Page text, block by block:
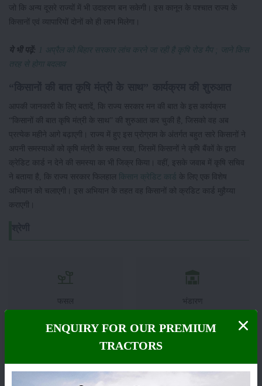
जो कि अन्य दूसरे राज्यों में भी उदाहरण बन सकेगी। इस कानून के पश्चात राज्य के
किसानों एवं व्यापारियों दोनों को ही लाभ मिलेगा।
ये भी पढ़ें: 1 अप्रैल को बिहार सरकार लांच करने जा रही है कृषि रोड मैप ; जाने किस
तरह से होगा बदलाव
आपकी जानकारी के लिए बतादें, कि राज्य सरकार मन की बात के इस कार्यक्रम
“किसानों की बात कृषि मंत्री के साथ” की शुरुआत कर चुकी है, जिसको वह अब
प्रत्येक महीने आगे बढ़ाएगी। राज्य में हुए इस प्रोग्राम के अंतर्गत बहुत सारे किसानों ने
अपनी समस्याओं को कृषि मंत्री के समक्ष रखा, जिसमें किसानों ने कृषि बैंकों के द्वारा
क्रेडिट कार्ड न देने की समस्या का भी जिक्र किया। वहीं, इसके जवाब में कृषि सचिव
ने बताया है, कि राज्य सरकार फिलहाल
किसान क्रेडिट कार्ड
के लिए एक विशेष
अभियान को चलाएगी। इस अभियान के तहत वह किसानों को क्रडिट कार्ड मुहैय्या
कराएगी।
फसल भंडारण
कीटनाशक पशुपालन
ENQUIRY FOR OUR PREMIUM
TRACTORS